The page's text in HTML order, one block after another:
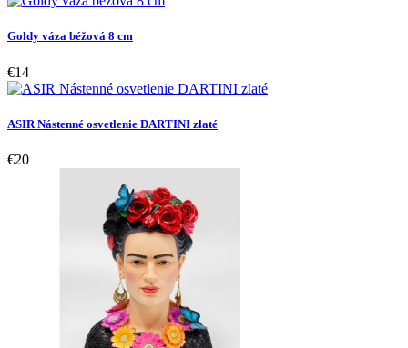
Goldy váza béžová 8 cm
€14
ASIR Nástenné osvetlenie DARTINI zlaté
€20